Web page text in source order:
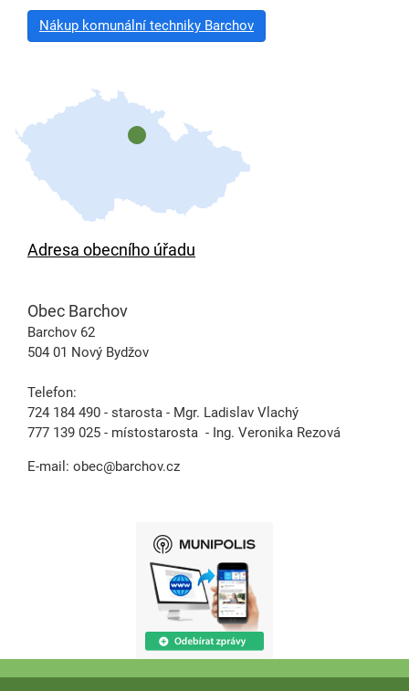
Nákup komunální techniky Barchov
Adresa obecního úřadu
Obec Barchov
Barchov 62
504 01 Nový Bydžov
Telefon:
724 184 490 - starosta - Mgr. Ladislav Vlachý
777 139 025 - místostarosta - Ing. Veronika Rezová
E-mail: obec@barchov.cz